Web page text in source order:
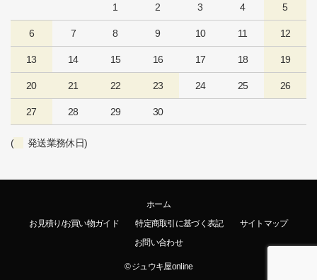
1 2 3 4 5
6 7 8 9 10 11 12
13 14 15 16 17 18 19
20 21 22 23 24 25 26
27 28 29 30
( 発送業務休日)
ホーム
お見積り/お買い物ガイド
特定商取引に基づく表記
サイトマップ
お問い合わせ
© ジュウキ屋online